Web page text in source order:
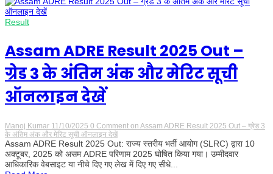
Result
Assam ADRE Result 2025 Out –
ग्रेड 3 के अंतिम अंक और मेरिट सूची
ऑनलाइन देखें
Manoj Kumar 11/10/2025 0 Comment on Assam ADRE Result 2025 Out – ग्रेड 3
के अंतिम अंक और मेरिट सूची ऑनलाइन देखें
Assam ADRE Result 2025 Out: राज्य स्तरीय भर्ती आयोग (SLRC) द्वारा 10
अक्टूबर, 2025 को असम ADRE परिणाम 2025 घोषित किया गया। उम्मीदवार
आधिकारिक वेबसाइट या नीचे दिए गए लेख में दिए गए सीधे...